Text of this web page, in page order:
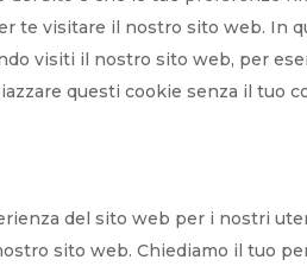
te visitare il nostro sito web. In
visiti il nostro sito web, per
questi cookie senza il tuo
del sito web per i nostri
sito web. Chiediamo il tuo